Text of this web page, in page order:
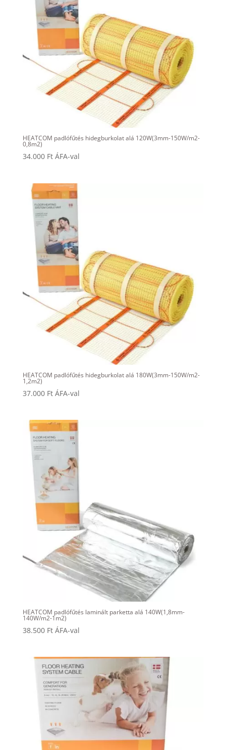
HEATCOM padlófűtés hidegburkolat alá 120W(3mm-150W/m2-
0,8m2)
34.000 Ft ÁFA-val
HEATCOM padlófűtés hidegburkolat alá 180W(3mm-150W/m2-
1,2m2)
37.000 Ft ÁFA-val
HEATCOM padlófűtés laminált parketta alá 140W(1,8mm-
140W/m2-1m2)
38.500 Ft ÁFA-val